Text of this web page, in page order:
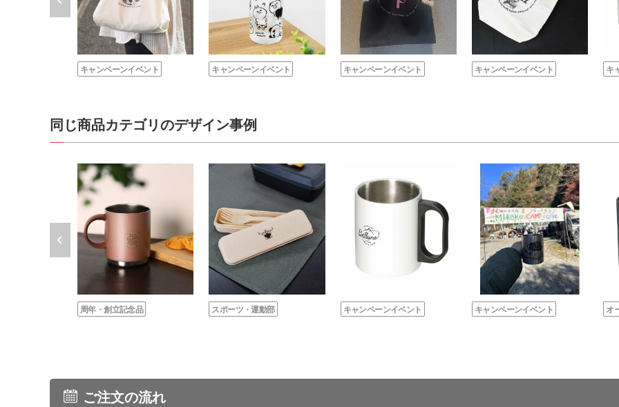
キャンペーンイベント キャンペーンイベント キャンペーンイベント キャンペーンイベント キ
同じ商品カテゴリのデザイン事例
周年・創立記念品 スポーツ・運動部 キャンペーンイベント キャンペーンイベント オ
ご注文の流れ